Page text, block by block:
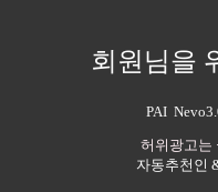
회원님을
PAI
허위광고는
자동추천인